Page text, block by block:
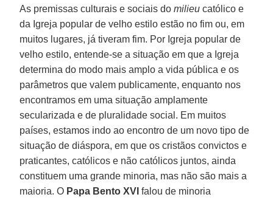
As premissas culturais e sociais domilieu católico e
da Igreja popular de velho estilo estão no fim ou, em
muitos lugares, já tiveram fim. Por Igreja popular de
velho estilo, entende-se a situação em que a Igreja
determina do modo mais amplo a vida pública e os
parâmetros que valem publicamente, enquanto nos
encontramos em uma situação amplamente
secularizada e de pluralidade social. Em muitos
países, estamos indo ao encontro de um novo tipo de
situação de diáspora, em que os cristãos convictos e
praticantes, católicos e não católicos juntos, ainda
constituem uma grande minoria, mas não são mais a
maioria. O Papa Bento XVIfalou de minoria